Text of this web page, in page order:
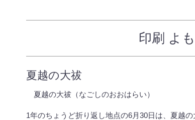
印刷 よ
夏越の大祓
夏越の大祓（なごしのおおはらい）
1年のちょうど折り返し地点の6月30日は、夏越